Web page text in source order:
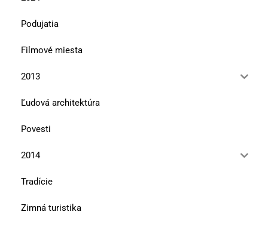
Podujatia
Filmové miesta
2013
Ľudová architektúra
Povesti
2014
Tradície
Zimná turistika